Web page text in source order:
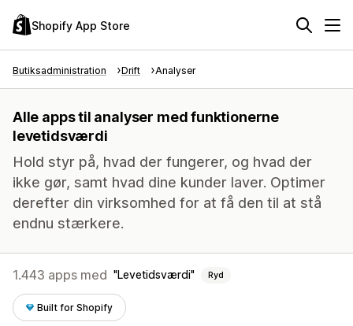
Shopify App Store
Butiksadministration Drift Analyser
Alle apps til analyser med funktionerne
levetidsværdi
Hold styr på, hvad der fungerer, og hvad der
ikke gør, samt hvad dine kunder laver. Optimer
derefter din virksomhed for at få den til at stå
endnu stærkere.
1.443 apps med Levetidsværdi Ryd
Built for Shopify